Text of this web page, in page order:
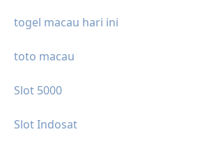
togel macau hari ini
toto macau
Slot 5000
Slot Indosat